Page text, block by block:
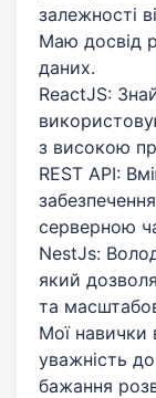
залежності
Маю досвід
даних.
ReactJS:
з високою
REST API:
серверною
NestJs:
який
та
Мої навички
уважність
бажання